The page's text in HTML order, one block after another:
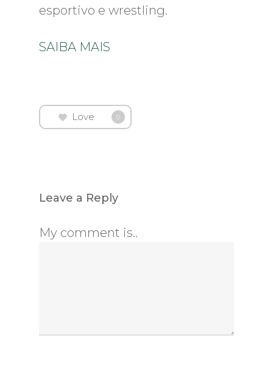
esportivo e wrestling.
SAIBA MAIS
Love 0
Leave a Reply
My comment is..